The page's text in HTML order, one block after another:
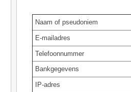
Naam of pseudoniem
E-mailadres
Telefoonnummer
Bankgegevens
IP-adres